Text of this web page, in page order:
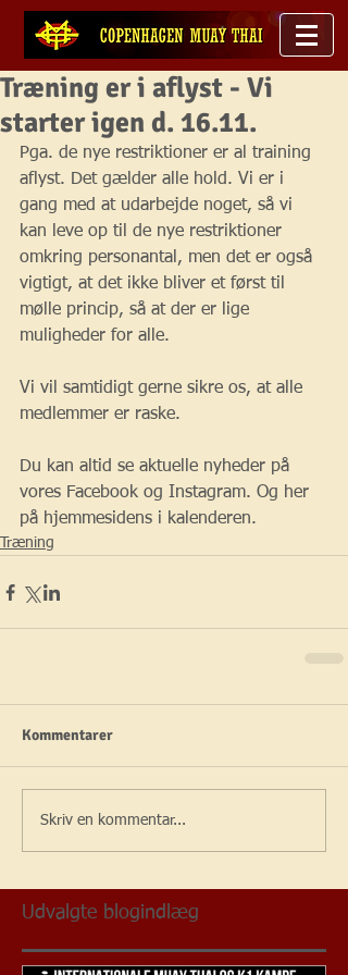
Træning er i aflyst - Vi
starter igen d. 16.11.
Pga. de nye restriktioner er al training
aflyst. Det gælder alle hold. Vi er i
gang med at udarbejde noget, så vi
kan leve op til de nye restriktioner
omkring personantal, men det er også
vigtigt, at det ikke bliver et først til
mølle princip, så at der er lige
muligheder for alle.
Vi vil samtidigt gerne sikre os, at alle
medlemmer er raske.
Du kan altid se aktuelle nyheder på
vores Facebook og Instagram. Og her
på hjemmesidens i kalenderen.
Træning
Kommentarer
Skriv en kommentar...
Udvalgte blogindlæg